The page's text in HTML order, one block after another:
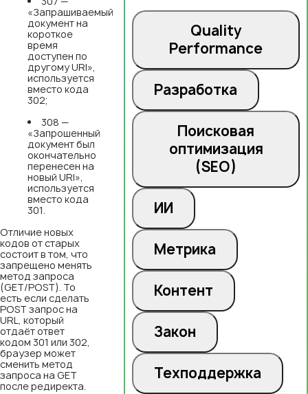
Quality
Performance
Разработка
Поисковая
оптимизация
(SEO)
ИИ
Метрика
Контент
Закон
Техподдержка
«Запрашиваемый
документ на
короткое
время
доступен по
другому URI»,
используется
вместо кода
302;
308 —
«Запрошенный
документ был
окончательно
перенесен на
новый URI»,
используется
вместо кода
301.
Отличие новых
кодов от старых
состоит в том, что
запрещено менять
метод запроса
(GET/POST). То
есть если сделать
POST запрос на
URL, который
отдаёт ответ
кодом 301 или 302,
браузер может
сменить метод
запроса на GET
после редиректа.